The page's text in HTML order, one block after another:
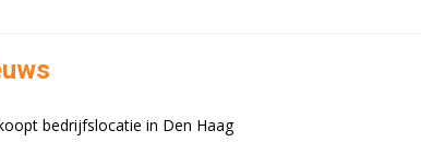
bedrijfslocatie in Den Haag